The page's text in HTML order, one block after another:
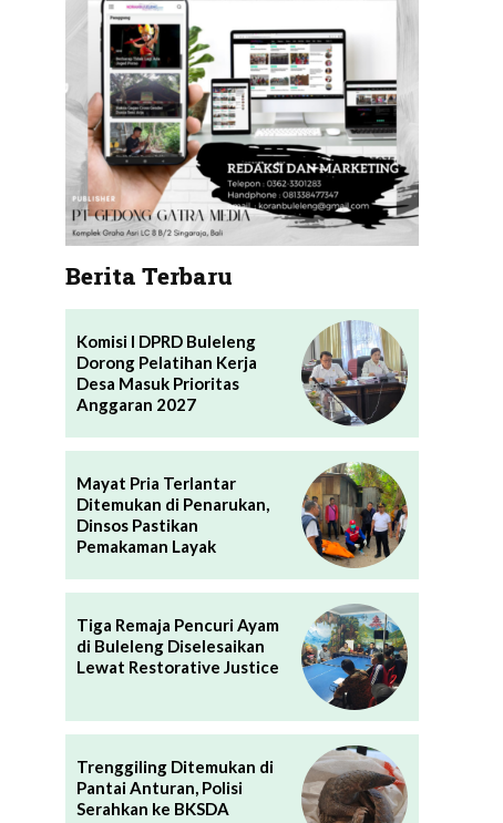
Berita Terbaru
Komisi I DPRD Buleleng
Dorong Pelatihan Kerja
Desa Masuk Prioritas
Anggaran 2027
Mayat Pria Terlantar
Ditemukan di Penarukan,
Dinsos Pastikan
Pemakaman Layak
Tiga Remaja Pencuri Ayam
di Buleleng Diselesaikan
Lewat Restorative Justice
Trenggiling Ditemukan di
Pantai Anturan, Polisi
Serahkan ke BKSDA